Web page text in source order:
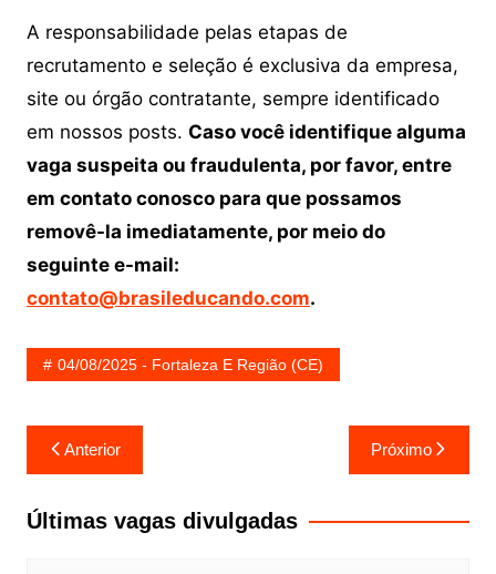
A responsabilidade pelas etapas de
recrutamento e seleção é exclusiva da empresa,
site ou órgão contratante, sempre identificado
em nossos posts. Caso você identifique alguma
vaga suspeita ou fraudulenta, por favor, entre
em contato conosco para que possamos
removê-la imediatamente, por meio do
seguinte e-mail:
contato@brasileducando.com.
04/08/2025 - Fortaleza E Região (CE)
Navegação
de
Post
Anterior Próximo
Últimas vagas divulgadas